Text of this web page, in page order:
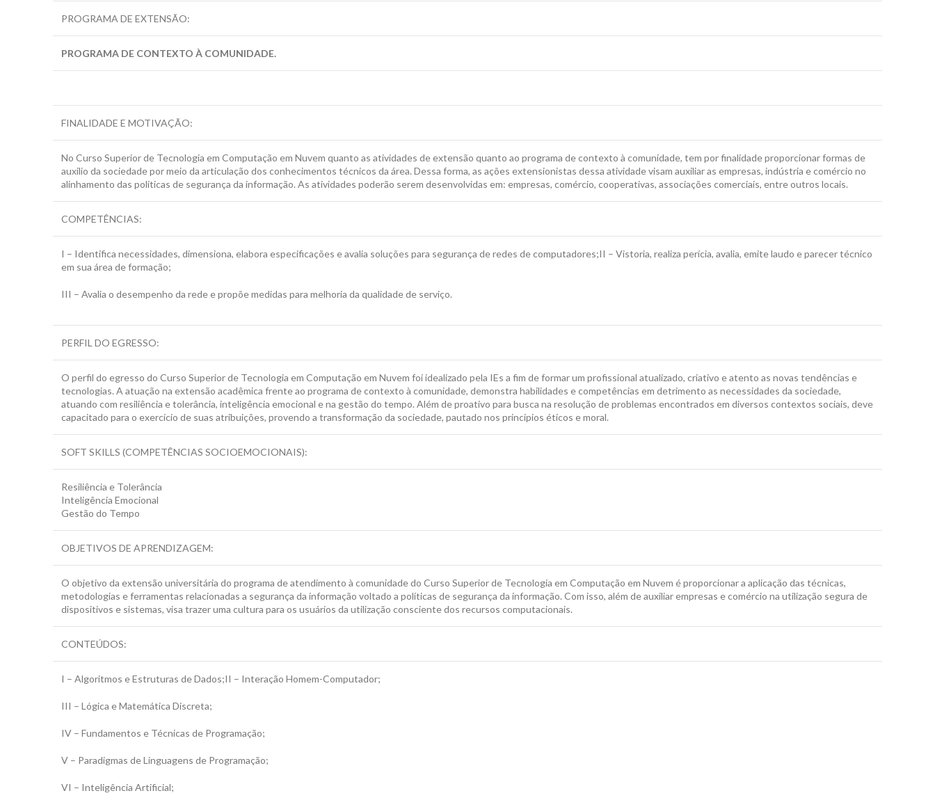
PROGRAMA DE EXTENSÃO:
PROGRAMA DE CONTEXTO À COMUNIDADE.
FINALIDADE E MOTIVAÇÃO:
No Curso Superior de Tecnologia em Computação em Nuvem quanto as atividades de extensão quanto ao programa de contexto à comunidade, tem por finalidade proporcionar formas de
auxilio da sociedade por meio da articulação dos conhecimentos técnicos da área. Dessa forma, as ações extensionistas dessa atividade visam auxiliar as empresas, indústria e comércio no
alinhamento das políticas de segurança da informação. As atividades poderão serem desenvolvidas em: empresas, comércio, cooperativas, associações comerciais, entre outros locais.
COMPETÊNCIAS:
I – Identifica necessidades, dimensiona, elabora especificações e avalia soluções para segurança de redes de computadores;II – Vistoria, realiza perícia, avalia, emite laudo e parecer técnico
em sua área de formação;
III – Avalia o desempenho da rede e propõe medidas para melhoria da qualidade de serviço.
PERFIL DO EGRESSO:
O perfil do egresso do Curso Superior de Tecnologia em Computação em Nuvem foi idealizado pela IEs a fim de formar um profissional atualizado, criativo e atento as novas tendências e
tecnologias. A atuação na extensão acadêmica frente ao programa de contexto à comunidade, demonstra habilidades e competências em detrimento as necessidades da sociedade,
atuando com resiliência e tolerância, inteligência emocional e na gestão do tempo. Além de proativo para busca na resolução de problemas encontrados em diversos contextos sociais, deve
capacitado para o exercício de suas atribuições, provendo a transformação da sociedade, pautado nos princípios éticos e moral.
SOFT SKILLS (COMPETÊNCIAS SOCIOEMOCIONAIS):
Resiliência e Tolerância
Inteligência Emocional
Gestão do Tempo
OBJETIVOS DE APRENDIZAGEM:
O objetivo da extensão universitária do programa de atendimento à comunidade do Curso Superior de Tecnologia em Computação em Nuvem é proporcionar a aplicação das técnicas,
metodologias e ferramentas relacionadas a segurança da informação voltado a políticas de segurança da informação. Com isso, além de auxiliar empresas e comércio na utilização segura de
dispositivos e sistemas, visa trazer uma cultura para os usuários da utilização consciente dos recursos computacionais.
CONTEÚDOS:
I – Algoritmos e Estruturas de Dados;II – Interação Homem-Computador;
III – Lógica e Matemática Discreta;
IV – Fundamentos e Técnicas de Programação;
V – Paradigmas de Linguagens de Programação;
VI – Inteligência Artificial;